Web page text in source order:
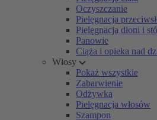
Oczyszczanie
Pielęgnacja
Pielęgnacja dłoni i
Panowie
Ciąża i opieka nad
Włosy
Pokaż wszystkie
Zabarwienie
Odżywka
Pielęgnacja włosów
Szampon